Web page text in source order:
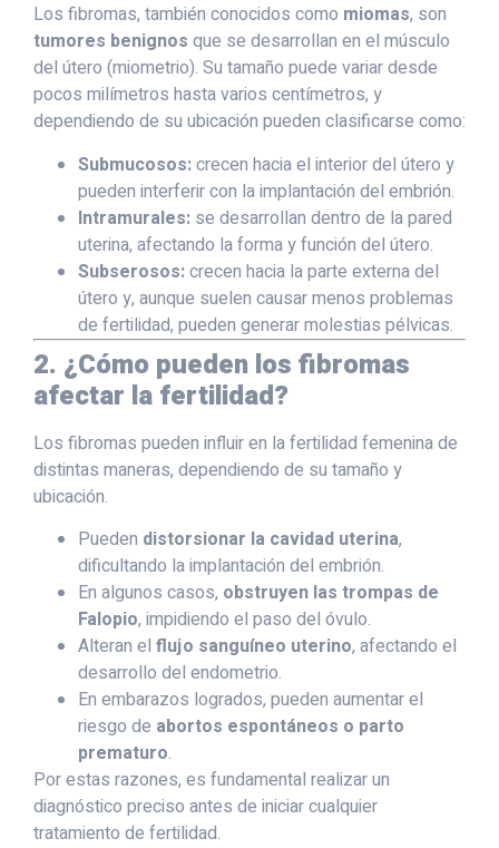
Los fibromas, también conocidos como miomas, son
tumores benignos que se desarrollan en el músculo
del útero (miometrio). Su tamaño puede variar desde
pocos milímetros hasta varios centímetros, y
dependiendo de su ubicación pueden clasificarse como:
Submucosos:crecen hacia el interior del útero y
pueden interferir con la implantación del embrión.
Intramurales: se desarrollan dentro de la pared
uterina, afectando la forma y función del útero.
Subserosos:crecen hacia la parte externa del
útero y, aunque suelen causar menos problemas
de fertilidad, pueden generar molestias pélvicas.
2. ¿Cómo pueden los fibromas
afectar la fertilidad?
Los fibromas pueden influir en la fertilidad femenina de
distintas maneras, dependiendo de su tamaño y
ubicación.
Pueden distorsionar la cavidad uterina,
dificultando la implantación del embrión.
En algunos casos, obstruyen las trompas de
Falopio, impidiendo el paso del óvulo.
Alteran el flujo sanguíneo uterino, afectando el
desarrollo del endometrio.
En embarazos logrados, pueden aumentar el
riesgo de abortos espontáneos o parto
prematuro.
Por estas razones, es fundamental realizar un
diagnóstico preciso antes de iniciar cualquier
tratamiento de fertilidad.